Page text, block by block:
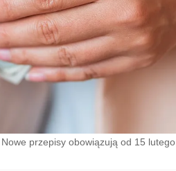
przepisy obowiązują od 15 lutego